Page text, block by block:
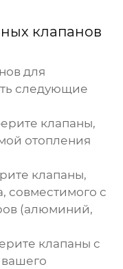
клапанов
для
следующие
клапаны,
отопления
клапаны,
совместимого с
(алюминий,
клапаны с